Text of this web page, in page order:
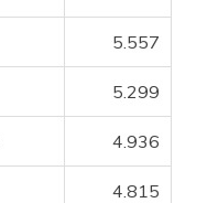
5.557
5.299
4.936
4.815